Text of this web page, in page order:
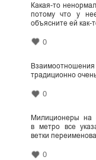
Какая-то
потому что у
объясните ей как-
0
Взаимоотношения
традиционно
0
Милиционеры на
в метро все
ветки
0